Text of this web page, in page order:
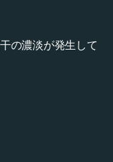
の濃淡が発生して